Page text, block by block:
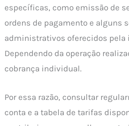
específicas, como emissão de
ordens de pagamento e alguns
administrativos oferecidos pela
Dependendo da operação
cobrança individual.
Por essa razão, consultar
conta e a tabela de tarifas